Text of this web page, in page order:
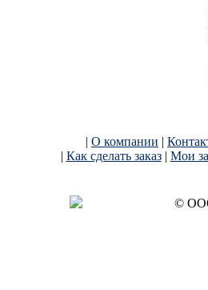
| О компании |
| Как сделать заказ| Мои
©